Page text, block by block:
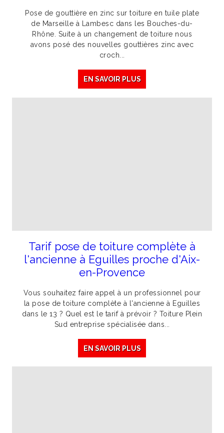
Pose de gouttière en zinc sur toiture en tuile plate
de Marseille à Lambesc dans les Bouches-du-
Rhône. Suite à un changement de toiture nous
avons posé des nouvelles gouttières zinc avec
croch...
EN SAVOIR PLUS
Tarif pose de toiture complète à
l'ancienne à Eguilles proche d'Aix-
en-Provence
Vous souhaitez faire appel à un professionnel pour
la pose de toiture complète à l'ancienne à Eguilles
dans le 13 ? Quel est le tarif à prévoir ? Toiture Plein
Sud entreprise spécialisée dans...
EN SAVOIR PLUS